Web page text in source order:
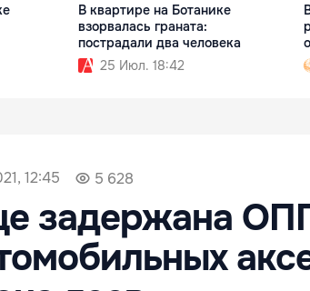
В квартире на Ботанике
взорвалась граната:
пострадали два человека
25 Июл. 18:42
12:45 5 628
задержана